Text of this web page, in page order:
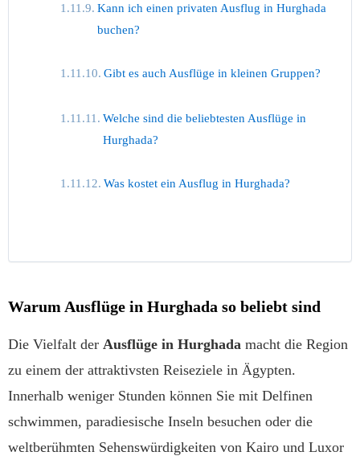
Kann ich einen privaten Ausflug in Hurghada
buchen?
Gibt es auch Ausflüge in kleinen Gruppen?
Welche sind die beliebtesten Ausflüge in
Hurghada?
Was kostet ein Ausflug in Hurghada?
Warum Ausflüge in Hurghada so beliebt sind
Die Vielfalt der Ausflüge in Hurghada macht die Region
zu einem der attraktivsten Reiseziele in Ägypten.
Innerhalb weniger Stunden können Sie mit Delfinen
schwimmen, paradiesische Inseln besuchen oder die
weltberühmten Sehenswürdigkeiten von Kairo und Luxor